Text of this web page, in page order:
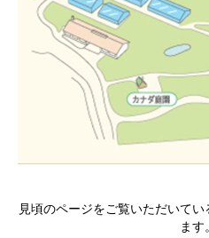
見頃のページをご覧いただいて
ます。